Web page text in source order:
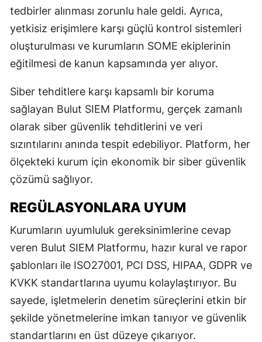
tedbirler alınması zorunlu hale geldi. Ayrıca,
yetkisiz erişimlere karşı güçlü kontrol sistemleri
oluşturulması ve kurumların SOME ekiplerinin
eğitilmesi de kanun kapsamında yer alıyor.
Siber tehditlere karşı kapsamlı bir koruma
sağlayan Bulut SIEM Platformu, gerçek zamanlı
olarak siber güvenlik tehditlerini ve veri
sızıntılarını anında tespit edebiliyor. Platform, her
ölçekteki kurum için ekonomik bir siber güvenlik
çözümü sağlıyor.
REGÜLASYONLARA UYUM
Kurumların uyumluluk gereksinimlerine cevap
veren Bulut SIEM Platformu, hazır kural ve rapor
şablonları ile ISO27001, PCI DSS, HIPAA, GDPR ve
KVKK standartlarına uyumu kolaylaştırıyor. Bu
sayede, işletmelerin denetim süreçlerini etkin bir
şekilde yönetmelerine imkan tanıyor ve güvenlik
standartlarını en üst düzeye çıkarıyor.